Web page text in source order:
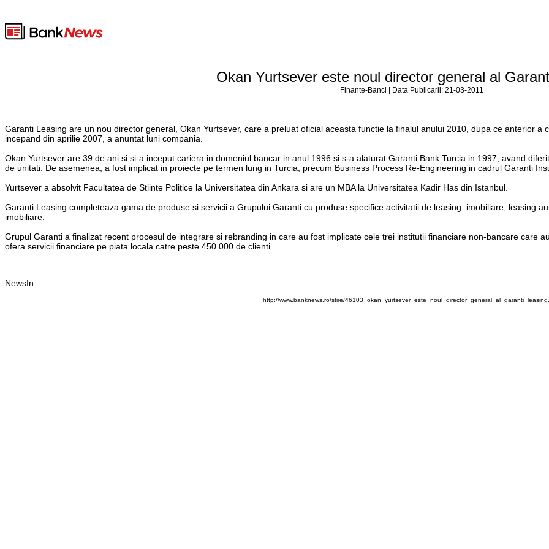
Okan Yurtsever este noul director general al
Finante-Banci | Data Publicarii: 21-03-2011
Garanti Leasing are un nou director general, Okan Yurtsever, care a preluat oficial aceasta functie la finalul anului 2010, dupa ce anterior
incepand din aprilie 2007, a anuntat luni compania.
Okan Yurtsever are 39 de ani si si-a inceput cariera in domeniul bancar in anul 1996 si s-a alaturat Garanti Bank Turcia in 1997, avand
de unitati. De asemenea, a fost implicat in proiecte pe termen lung in Turcia, precum Business Process Re-Engineering in cadrul Garanti
Yurtsever a absolvit Facultatea de Stiinte Politice la Universitatea din Ankara si are un MBA la Universitatea Kadir Has din Istanbul.
Garanti Leasing completeaza gama de produse si servicii a Grupului Garanti cu produse specifice activitatii de leasing: imobiliare, leasing
imobiliare.
Grupul Garanti a finalizat recent procesul de integrare si rebranding in care au fost implicate cele trei institutii financiare non-bancare care
ofera servicii financiare pe piata locala catre peste 450.000 de clienti.
NewsIn
http://www.banknews.ro/stire/